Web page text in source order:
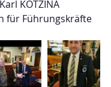
KOTZINA
für Führungskräfte